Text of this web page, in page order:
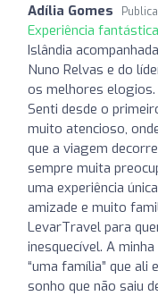
Adília Gomes
Experiência
Islândia
Nuno Relvas e do
os melhores elogios.
Senti desde o
muito atencioso,
que a viagem
sempre muita
uma experiência
amizade e muito
LevarTravel para
inesquecível. A
“uma família” que ali
sonho que não saiu